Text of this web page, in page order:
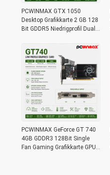
PCWINMAX GTX 1050
Desktop Grafikkarte 2 GB 128
Bit GDDR5 Niedrigprofil Dual
PCWINMAX GeForce GT 740
4GB GDDR3 128Bit Single
Fan Gaming Grafikkarte GPU